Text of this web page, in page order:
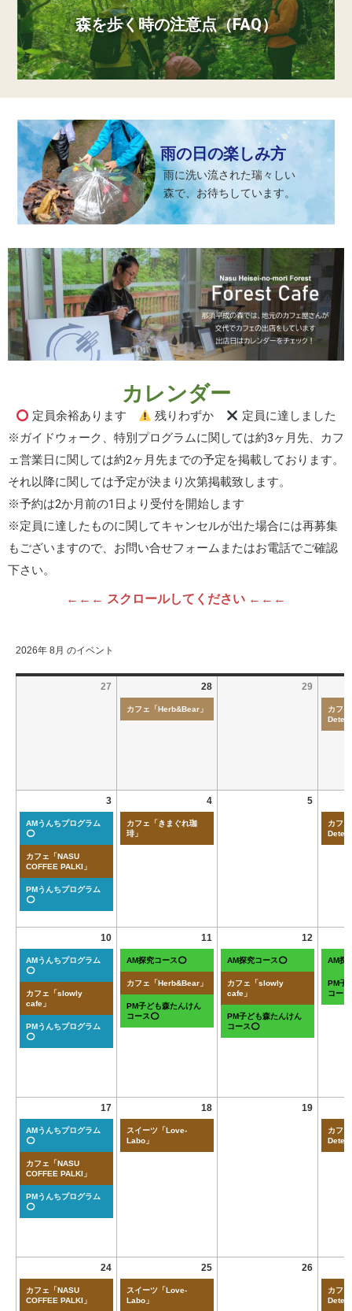
森を歩く時の注意点（FAQ）
雨の日の楽しみ方
雨に洗い流された瑞々しい
森で、お待ちしています。
カレンダー
定員余裕あります 残りわずか
定員に達しました
※ガイドウォーク、特別プログラムに関しては約3ヶ月先、カフ
ェ営業日に関しては約2ヶ月先までの予定を掲載しております。
それ以降に関しては予定が決まり次第掲載致します。
※予約は2か月前の1日より受付を開始します
※定員に達したものに関してキャンセルが出た場合には再募集
もございますので、お問い合せフォームまたはお電話でご確認
下さい。
←←← スクロールしてください ←←←
2026年 8月 のイベント
27 28
カフェ「Herb&Bear」
29
カフ
3
AMうんちプログラム
⭕
カフェ「NASU
COFFEE PALKI」
PMうんちプログラム
⭕
4
カフェ「きまぐれ珈
琲」
5
カフ
10
AMうんちプログラム
⭕
カフェ「slowly
cafe」
PMうんちプログラム
⭕
11
AM探究コース⭕
カフェ「Herb&Bear」
PM子ども森たんけん
コース⭕
12
AM探究コース⭕
カフェ「slowly
cafe」
PM子ども森たんけん
コース⭕
AM探
PM子
コー
17
AMうんちプログラム
⭕
カフェ「NASU
COFFEE PALKI」
PMうんちプログラム
⭕
18
スイーツ「Love-
Labo」
19
カフ
24
カフェ「NASU
COFFEE PALKI」
25
スイーツ「Love-
Labo」
26
カフ